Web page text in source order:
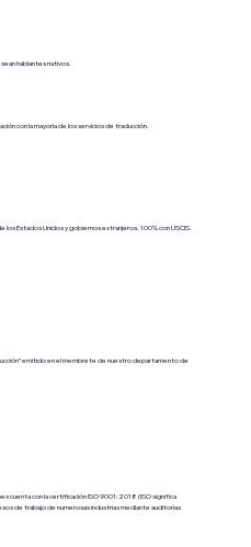
hablantes nativos.
con la mayoría de los servicios de traducción.
Estados Unidos y gobiernos extranjeros. 100% con USCIS.
emitido en el membrete de nuestro departamento de
cuenta con la certificación ISO 9001:2018 (ISO significa
de trabajo de numerosas industrias mediante auditorías